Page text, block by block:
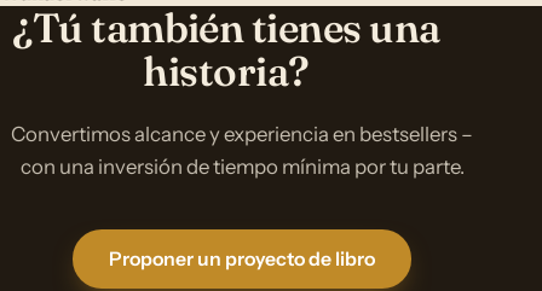
¿Tú también tienes una
historia?
Convertimos alcance y experiencia en bestsellers –
con una inversión de tiempo mínima por tu parte.
Proponer un proyecto de libro